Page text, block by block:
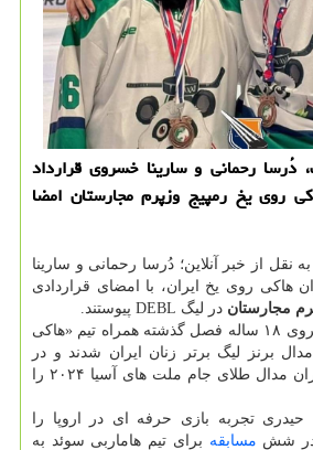
رحمانی و سارینا خسروی قرارداد
روی یخ رمپیج وزپرم مجارستان امضا
از خبر آنلاین؛ دُرسا رحمانی و سارینا
هاکی روی یخ ایران، با امضای قراردادی
مجارستان در لیگ DEBL پیوستند.
رحمانی ۲۰ ساله و خسروی ۱۸ ساله فصل گذشته همراه تیم «هاکی
برنز لیگ برتر زنان ایران شدند و در
سطح ملی هم با تیم ایران مدال طلای جام ملت های آسیا ۲۰۲۴ را
حیدری تجربه بازی حرفه ای در اروپا را
مسابقه برای تیم هاماربی سوئد به